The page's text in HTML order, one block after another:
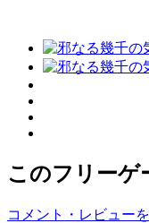
このフリーゲ
コメント・レビュー